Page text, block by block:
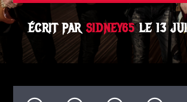
ÉCRIT PARSIDNEY65LE 13